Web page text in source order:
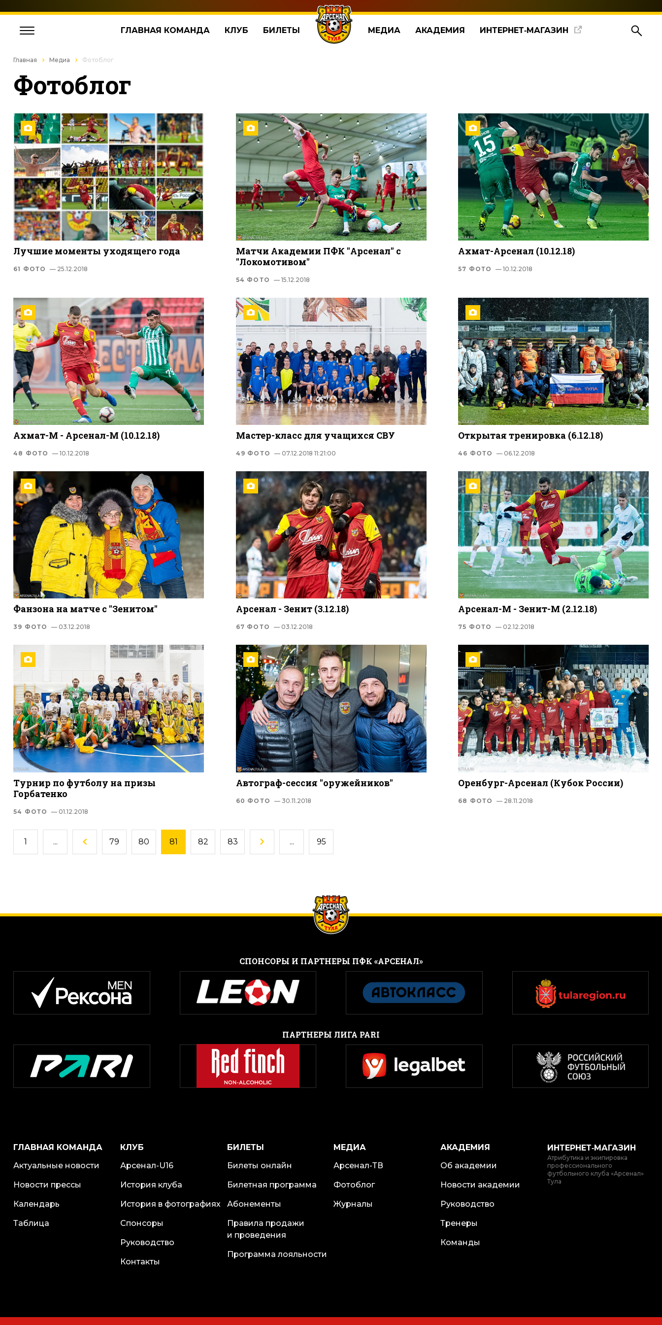
ГЛАВНАЯ КОМАНДА КЛУБ БИЛЕТЫ МЕДИА АКАДЕМИЯ ИНТЕРНЕТ‑МАГАЗИН
Главная Медиа Фотоблог
Фотоблог
Лучшие моменты уходящего года
61 ФОТО — 25.12.2018
Матчи Академии ПФК "Арсенал" с
"Локомотивом"
54 ФОТО — 15.12.2018
Ахмат-Арсенал (10.12.18)
57 ФОТО — 10.12.2018
Ахмат-М - Арсенал-М (10.12.18)
48 ФОТО — 10.12.2018
Мастер-класс для учащихся СВУ
49 ФОТО — 07.12.2018 11:21:00
Открытая тренировка (6.12.18)
46 ФОТО — 06.12.2018
Фанзона на матче с "Зенитом"
39 ФОТО — 03.12.2018
Арсенал - Зенит (3.12.18)
67 ФОТО — 03.12.2018
Арсенал-М - Зенит-М (2.12.18)
75 ФОТО — 02.12.2018
Турнир по футболу на призы
Горбатенко
54 ФОТО — 01.12.2018
Автограф-сессия "оружейников"
60 ФОТО — 30.11.2018
Оренбург-Арсенал (Кубок России)
68 ФОТО — 28.11.2018
1 ... 79 80 81 82 83 ... 95
CПОНСОРЫ И ПАРТНЕРЫ ПФК «АРСЕНАЛ»
ПАРТНЕРЫ ЛИГА PARI
ГЛАВНАЯ КОМАНДА
Актуальные новости
Новости прессы
Календарь
Таблица
КЛУБ
Арсенал-U16
История клуба
История в фотографиях
Спонсоры
Руководство
Контакты
БИЛЕТЫ
Билеты онлайн
Билетная программа
Абонементы
Правила продажи
и проведения
Программа лояльности
МЕДИА
Арсенал-ТВ
Фотоблог
Журналы
АКАДЕМИЯ
Об академии
Новости академии
Руководство
Тренеры
Команды
ИНТЕРНЕТ‑МАГАЗИН
Атрибутика и экипировка
профессионального
футбольного клуба «Арсенал»
Тула